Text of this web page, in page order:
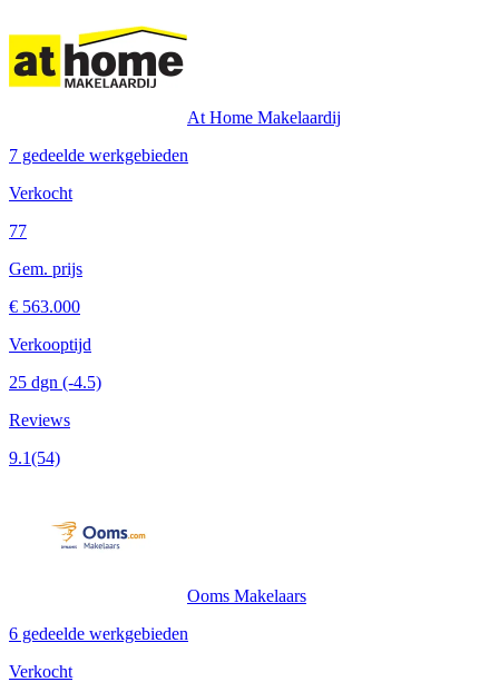
At Home Makelaardij
7 gedeelde werkgebieden
Verkocht
77
Gem. prijs
€ 563.000
Verkooptijd
25 dgn (-4.5)
Reviews
9.1(54)
Ooms Makelaars
6 gedeelde werkgebieden
Verkocht